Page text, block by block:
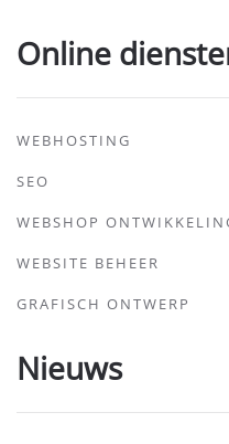
Online
WEBHOSTING
SEO
WEBSHOP
WEBSITE BEHEER
GRAFISCH ONTWERP
Nieuws